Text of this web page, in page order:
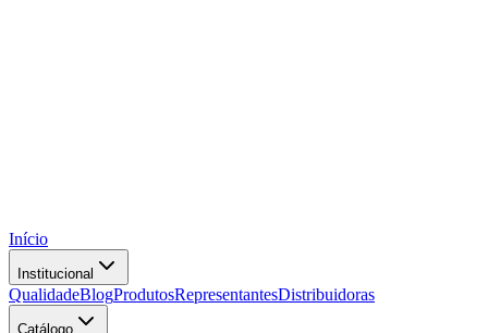
Início
Institucional
QualidadeBlogProdutosRepresentantesDistribuidoras
Catálogo